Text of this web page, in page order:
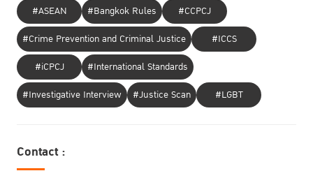
#ASEAN #Bangkok Rules
#CCPCJ
#Crime Prevention and Criminal Justice
#ICCS
#iCPCJ
#International Standards
#Investigative Interview
#Justice Scan #LGBT
Contact :